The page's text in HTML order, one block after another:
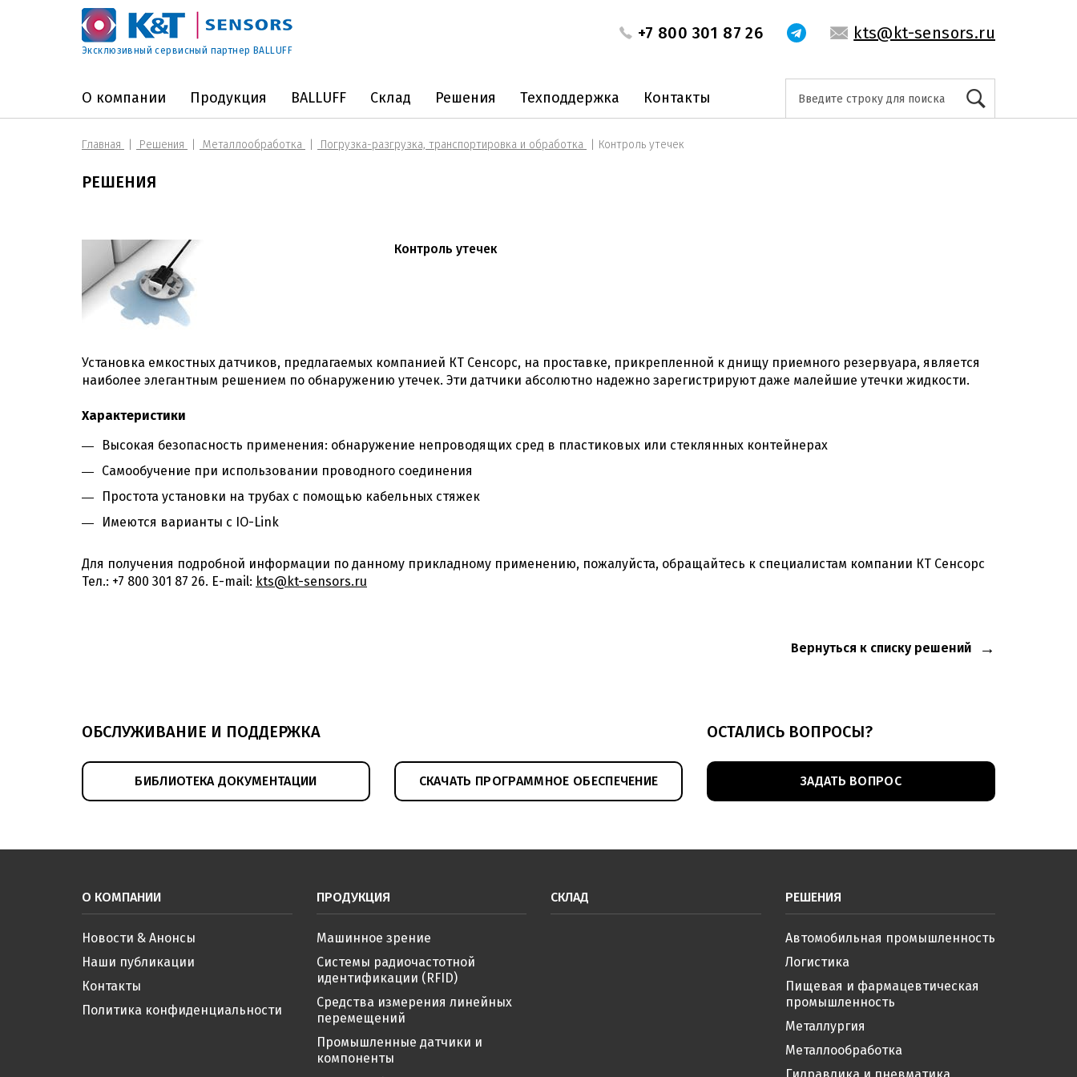
Эксклюзивный сервисный партнер BALLUFF
+7 800 301 87 26 kts@kt-sensors.ru
О компании Продукция BALLUFF Склад Решения Техподдержка Контакты
Главная Решения Металлообработка Погрузка-разгрузка, транспортировка и обработка Контроль утечек
РЕШЕНИЯ
Контроль утечек
Установка емкостных датчиков, предлагаемых компанией КТ Сенсорс, на проставке, прикрепленной к днищу приемного резервуара, является
наиболее элегантным решением по обнаружению утечек. Эти датчики абсолютно надежно зарегистрируют даже малейшие утечки жидкости.
Характеристики
Высокая безопасность применения: обнаружение непроводящих сред в пластиковых или стеклянных контейнерах
Самообучение при использовании проводного соединения
Простота установки на трубах с помощью кабельных стяжек
Имеются варианты с IO-Link
Для получения подробной информации по данному прикладному применению, пожалуйста, обращайтесь к специалистам компании КТ Сенсорс
Тел.: +7 800 301 87 26. E-mail: kts@kt-sensors.ru
Вернуться к списку решений
ОБСЛУЖИВАНИЕ И ПОДДЕРЖКА
БИБЛИОТЕКА ДОКУМЕНТАЦИИ СКАЧАТЬ ПРОГРАММНОЕ ОБЕСПЕЧЕНИЕ
ОСТАЛИСЬ ВОПРОСЫ?
ЗАДАТЬ ВОПРОС
О КОМПАНИИ
Новости & Анонсы
Наши публикации
Контакты
Политика конфиденциальности
ПРОДУКЦИЯ
Машинное зрение
Системы радиочастотной
идентификации (RFID)
Средства измерения линейных
перемещений
Промышленные датчики и
компоненты
СКЛАД РЕШЕНИЯ
Автомобильная промышленность
Логистика
Пищевая и фармацевтическая
промышленность
Металлургия
Металлообработка